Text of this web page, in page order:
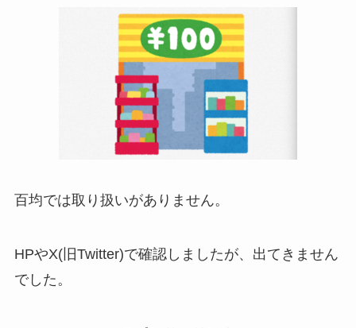
百均では取り扱いがありません。
HPやX(旧Twitter)で確認しましたが、出てきません
でした。